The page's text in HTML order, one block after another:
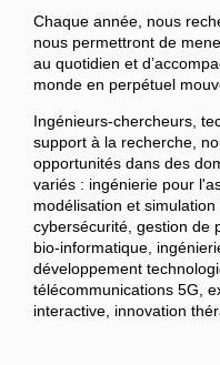
Chaque année, nous
nous permettront de
au quotidien et
monde en perpétuel
Ingénieurs-chercheurs,
support à la recherche,
opportunités dans des
variés : ingénierie pour
modélisation et simulation
cybersécurité, gestion de
bio-informatique,
développement
télécommunications 5G,
interactive, innovation